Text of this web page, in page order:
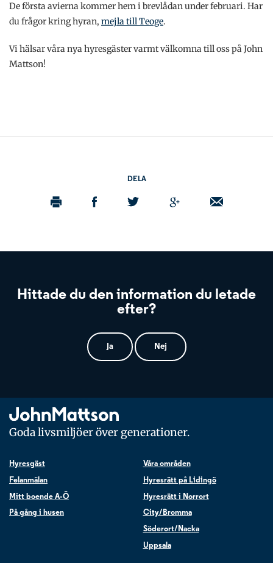
De första avierna kommer hem i brevlådan under februari. Har
du frågor kring hyran, mejla till Teoge.
Vi hälsar våra nya hyresgäster varmt välkomna till oss på John
Mattson!
DELA
Hittade du den information du letade
efter?
Ja Nej
Goda livsmiljöer över generationer.
Hyresgäst
Felanmälan
Mitt boende A-Ö
På gång i husen
Våra områden
Hyresrätt på Lidingö
Hyresrätt i Norrort
City/Bromma
Söderort/Nacka
Uppsala